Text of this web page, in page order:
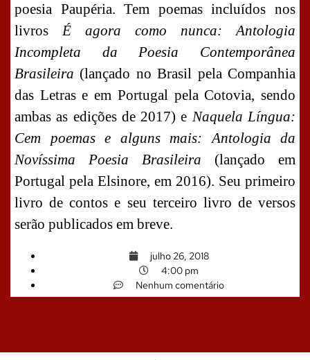
poesia Paupéria. Tem poemas incluídos nos
livros
É agora como nunca: Antologia
Incompleta da Poesia Contemporânea
Brasileira (lançado no Brasil pela Companhia
das Letras e em Portugal pela Cotovia, sendo
ambas as edições de 2017) e Naquela Língua:
Cem poemas e alguns mais: Antologia da
Novíssima Poesia Brasileira
(lançado em
Portugal pela Elsinore, em 2016). Seu primeiro
livro de contos e seu terceiro livro de versos
serão publicados em breve.
julho 26, 2018
4:00 pm
Nenhum comentário